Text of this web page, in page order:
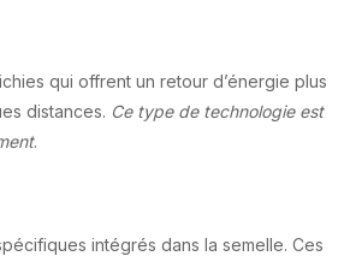
qui offrent un retour d’énergie plus
distances. Ce type de technologie est
.
intégrés dans la semelle. Ces